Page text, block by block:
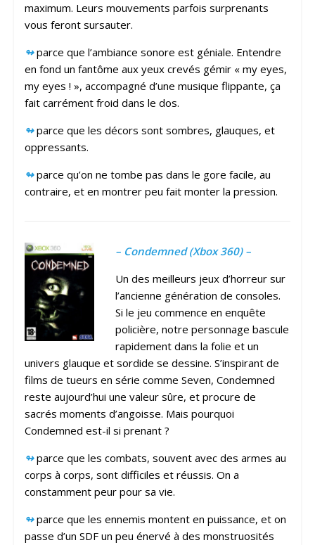
maximum. Leurs mouvements parfois surprenants
vous feront sursauter.
↬ parce que l’ambiance sonore est géniale. Entendre
en fond un fantôme aux yeux crevés gémir « my eyes,
my eyes ! », accompagné d’une musique flippante, ça
fait carrément froid dans le dos.
↬ parce que les décors sont sombres, glauques, et
oppressants.
↬ parce qu’on ne tombe pas dans le gore facile, au
contraire, et en montrer peu fait monter la pression.
– Condemned (Xbox 360) –
Un des meilleurs jeux d’horreur sur
l’ancienne génération de consoles.
Si le jeu commence en enquête
policière, notre personnage bascule
rapidement dans la folie et un
univers glauque et sordide se dessine. S’inspirant de
films de tueurs en série comme Seven, Condemned
reste aujourd’hui une valeur sûre, et procure de
sacrés moments d’angoisse. Mais pourquoi
Condemned est-il si prenant ?
↬parce que les combats, souvent avec des armes au
corps à corps, sont difficiles et réussis. On a
constamment peur pour sa vie.
↬ parce que les ennemis montent en puissance, et on
passe d’un SDF un peu énervé à des monstruosités